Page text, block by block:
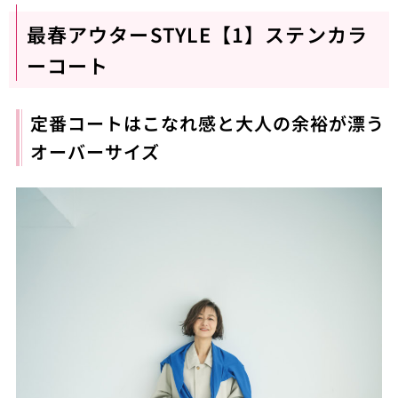
最春アウターSTYLE【1】ステンカラ
ーコート
定番コートはこなれ感と大人の余裕が漂う
オーバーサイズ